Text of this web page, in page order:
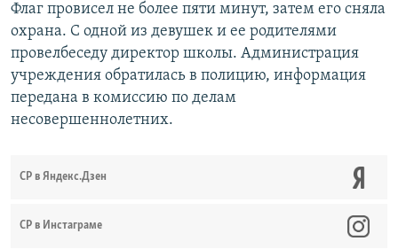
Флаг провисел не более пяти минут, затем его сняла
охрана. С одной из девушек и ее родителями
провелбеседу директор школы. Администрация
учреждения обратилась в полицию, информация
передана в комиссию по делам
несовершеннолетних.
СР в Яндекс.Дзен
CР в Инстаграме